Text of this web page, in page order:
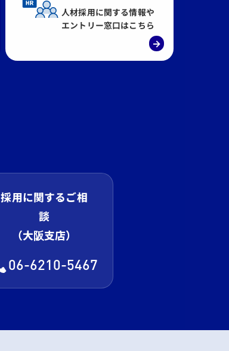
人材採用に関する情報や
エントリー窓口はこちら
→
採用に関するご相
談
（大阪支店）
06-6210-5467